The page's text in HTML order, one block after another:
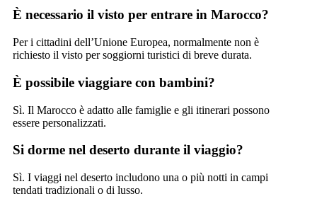
È necessario il visto per entrare in Marocco?
Per i cittadini dell’Unione Europea, normalmente non è
richiesto il visto per soggiorni turistici di breve durata.
È possibile viaggiare con bambini?
Sì. Il Marocco è adatto alle famiglie e gli itinerari possono
essere personalizzati.
Si dorme nel deserto durante il viaggio?
Sì. I viaggi nel deserto includono una o più notti in campi
tendati tradizionali o di lusso.